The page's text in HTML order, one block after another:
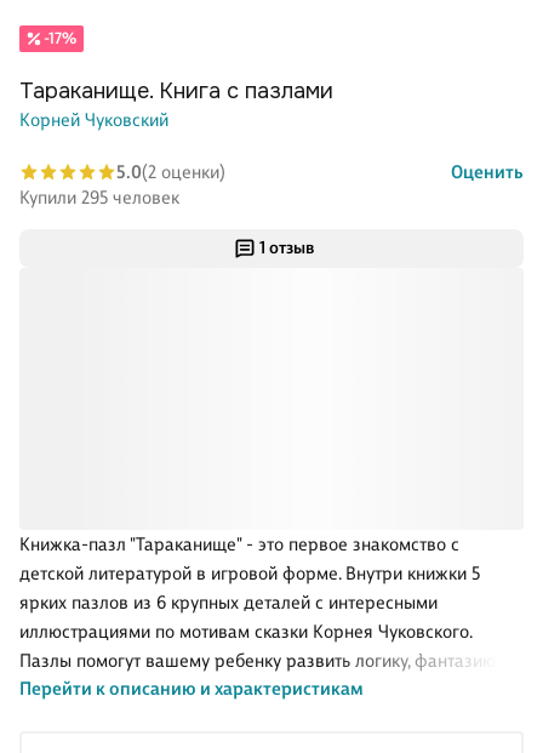
1 отзыв
Книжка-пазл "Тараканище" - это первое знакомство с
детской литературой в игровой форме. Внутри книжки 5
ярких пазлов из 6 крупных деталей с интересными
иллюстрациями по мотивам сказки Корнея Чуковского.
Пазлы помогут вашему ребенку развить логику, фантазию и
мелкую моторику рук. Играйте и читайте книгу вместе -
Перейти к описанию и характеристикам
-17%
Тараканище. Книга с пазлами
Корней Чуковский
5.0(2 оценки)
Оценить
Купили 295 человек